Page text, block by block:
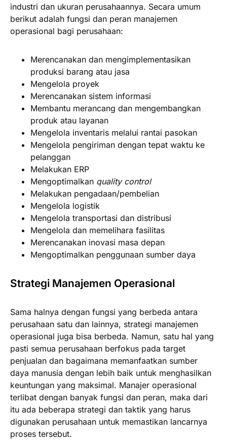
industri dan ukuran perusahaannya. Secara umum
berikut adalah fungsi dan peran manajemen
operasional bagi perusahaan:
Merencanakan dan mengimplementasikan
produksi barang atau jasa
Mengelola proyek
Merencanakan sistem informasi
Membantu merancang dan mengembangkan
produk atau layanan
Mengelola inventaris melalui rantai pasokan
Mengelola pengiriman dengan tepat waktu ke
pelanggan
Melakukan ERP
Mengoptimalkan quality control
Melakukan pengadaan/pembelian
Mengelola logistik
Mengelola transportasi dan distribusi
Mengelola dan memelihara fasilitas
Merencanakan inovasi masa depan
Mengoptimalkan penggunaan sumber daya
Strategi Manajemen Operasional
Sama halnya dengan fungsi yang berbeda antara
perusahaan satu dan lainnya, strategi manajemen
operasional juga bisa berbeda. Namun, satu hal yang
pasti semua perusahaan berfokus pada target
penjualan dan bagaimana memanfaatkan sumber
daya manusia dengan lebih baik untuk menghasilkan
keuntungan yang maksimal. Manajer operasional
terlibat dengan banyak fungsi dan peran, maka dari
itu ada beberapa strategi dan taktik yang harus
digunakan perusahaan untuk memastikan lancarnya
proses tersebut.